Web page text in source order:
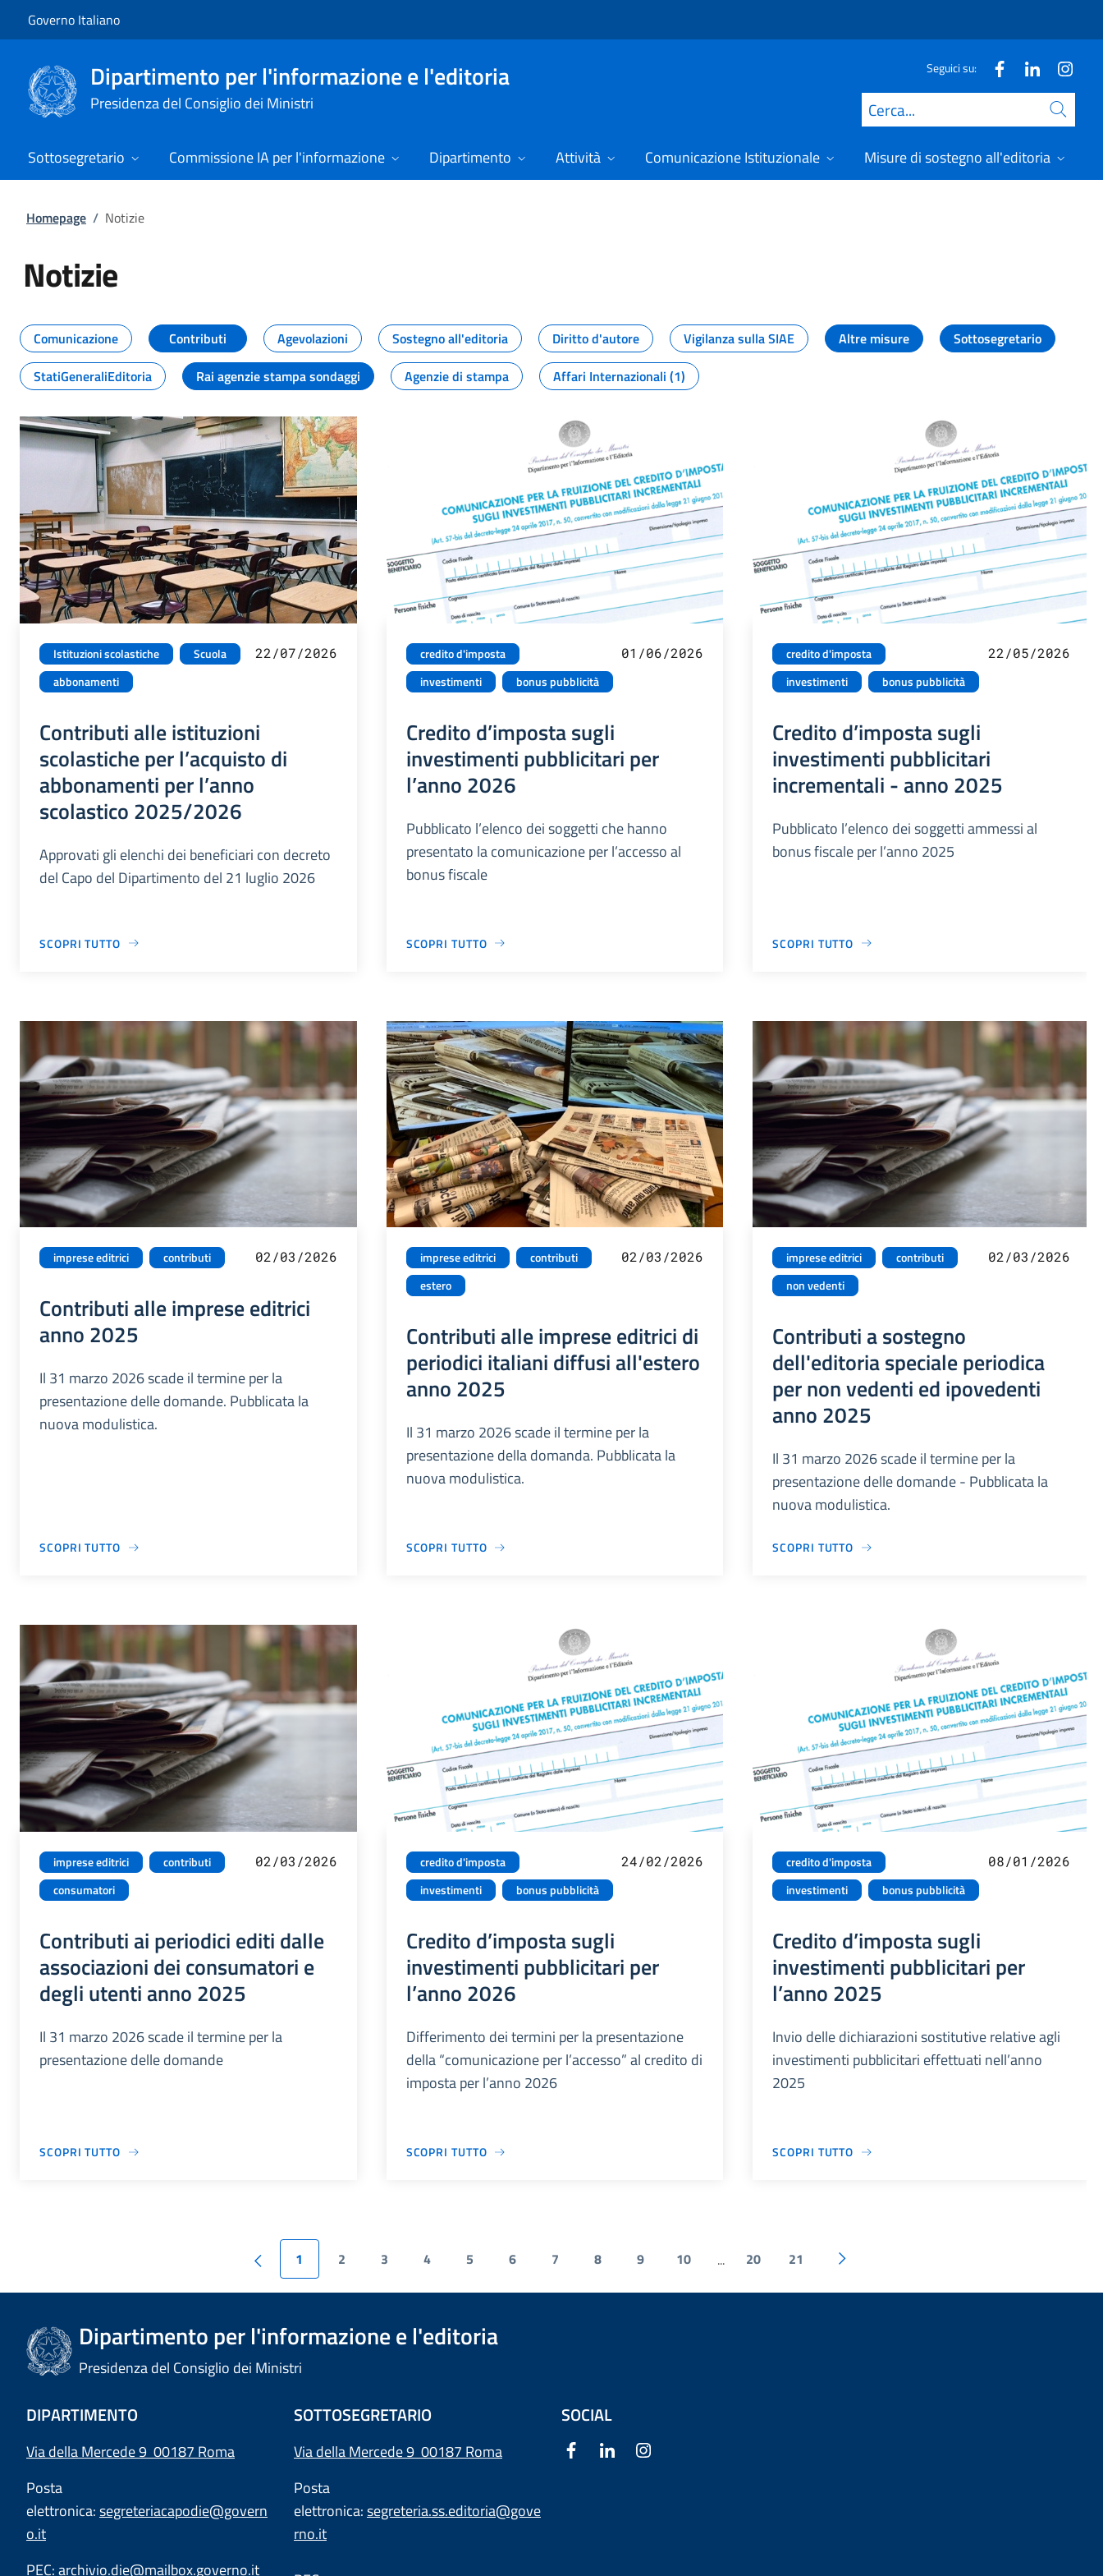
Governo Italiano
Dipartimento per l'informazione e l'editoria
Presidenza del Consiglio dei Ministri
Seguici su:
Cerca
Sottosegretario Commissione IA per l'informazione Dipartimento Attività Comunicazione Istituzionale Misure di sostegno all'editoria
Homepage / Notizie
Notizie
Tutti i contenuti della pagina Notizie
Comunicazione Contributi Agevolazioni Sostegno all'editoria Diritto d'autore Vigilanza sulla SIAE Altre misure
Sottosegretario
StatiGeneraliEditoria
Rai agenzie stampa sondaggi Agenzie di stampa Affari Internazionali (1)
Istituzioni scolastiche
Scuola
abbonamenti
22/07/2026
Contributi alle istituzioni
scolastiche per l’acquisto di
abbonamenti per l’anno
scolastico 2025/2026
Approvati gli elenchi dei beneficiari con decreto
del Capo del Dipartimento del 21 luglio 2026
SCOPRI TUTTO
credito d'imposta
investimenti
bonus pubblicità
01/06/2026
Credito d’imposta sugli
investimenti pubblicitari per
l’anno 2026
Pubblicato l’elenco dei soggetti che hanno
presentato la comunicazione per l’accesso al
bonus fiscale
SCOPRI TUTTO
credito d'imposta
investimenti
bonus pubblicità
22/05/2026
Credito d’imposta sugli
investimenti pubblicitari
incrementali - anno 2025
Pubblicato l’elenco dei soggetti ammessi al
bonus fiscale per l’anno 2025
SCOPRI TUTTO
imprese editrici contributi 02/03/2026
Contributi alle imprese editrici
anno 2025
Il 31 marzo 2026 scade il termine per la
presentazione delle domande. Pubblicata la
nuova modulistica.
SCOPRI TUTTO
imprese editrici
contributi
estero
02/03/2026
Contributi alle imprese editrici di
periodici italiani diffusi all'estero
anno 2025
Il 31 marzo 2026 scade il termine per la
presentazione della domanda. Pubblicata la
nuova modulistica.
SCOPRI TUTTO
imprese editrici
contributi
non vedenti
02/03/2026
Contributi a sostegno
dell'editoria speciale periodica
per non vedenti ed ipovedenti
anno 2025
Il 31 marzo 2026 scade il termine per la
presentazione delle domande - Pubblicata la
nuova modulistica.
SCOPRI TUTTO
imprese editrici
contributi
consumatori
02/03/2026
Contributi ai periodici editi dalle
associazioni dei consumatori e
degli utenti anno 2025
Il 31 marzo 2026 scade il termine per la
presentazione delle domande
SCOPRI TUTTO
credito d'imposta
investimenti
bonus pubblicità
24/02/2026
Credito d’imposta sugli
investimenti pubblicitari per
l’anno 2026
Differimento dei termini per la presentazione
della “comunicazione per l’accesso” al credito di
imposta per l’anno 2026
SCOPRI TUTTO
credito d'imposta
investimenti
bonus pubblicità
08/01/2026
Credito d’imposta sugli
investimenti pubblicitari per
l’anno 2025
Invio delle dichiarazioni sostitutive relative agli
investimenti pubblicitari effettuati nell’anno
2025
SCOPRI TUTTO
1 2 3 4 5 6 7 8 9 10 ... 20 21
Dipartimento per l'informazione e l'editoria
Presidenza del Consiglio dei Ministri
DIPARTIMENTO
Via della Mercede 9 00187 Roma
Posta
elettronica:segreteriacapodie@govern
o.it
PEC:archivio.die@mailbox.governo.it
SOTTOSEGRETARIO
Via della Mercede 9 00187 Roma
Posta
elettronica:segreteria.ss.editoria@gove
rno.it
SOCIAL